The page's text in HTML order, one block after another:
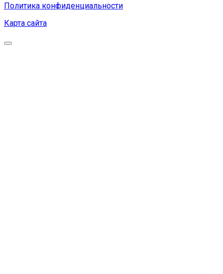
Политика конфиденциальности
Карта сайта